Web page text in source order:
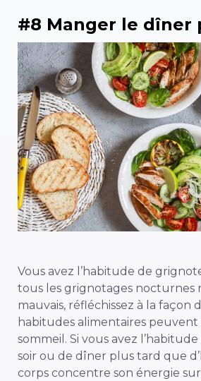
#8 Manger le dîner
Vous avez l’habitude de
tous les grignotages nocturnes
mauvais, réfléchissez à la façon
habitudes alimentaires
sommeil. Si vous avez
soir ou de dîner plus tard que
corps concentre son énergie